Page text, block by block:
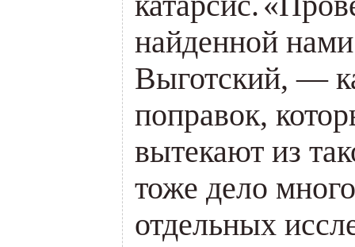
найденной
Выготский, —
поправок,
вытекают из
тоже дело
отдельных